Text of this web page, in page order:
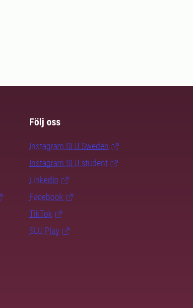
Följ oss
Instagram SLU.Sweden
Instagram SLU.student
LinkedIn
Facebook
TikTok
SLU Play